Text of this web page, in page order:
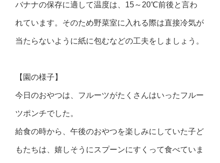
バナナの保存に適して温度は、15～20℃前後と言わ
れています。そのため野菜室に入れる際は直接冷気が
当たらないように紙に包むなどの工夫をしましょう。
【園の様子】
今日のおやつは、フルーツがたくさんはいったフルー
ツポンチでした。
給食の時から、午後のおやつを楽しみにしていた子ど
もたちは、嬉しそうにスプーンにすくって食べていま